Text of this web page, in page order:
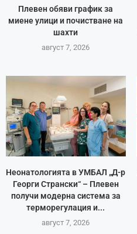
Плевен обяви график за
миене улици и почистване на
шахти
август 7, 2026
Неонатологията в УМБАЛ „Д-р
Георги Странски“ – Плевен
получи модерна система за
терморегулация и...
август 7, 2026